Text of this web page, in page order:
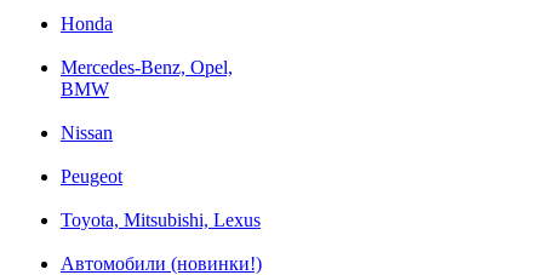
Honda
Mercedes-Benz, Opel,
BMW
Nissan
Peugeot
Toyota, Mitsubishi, Lexus
Автомобили (новинки!)